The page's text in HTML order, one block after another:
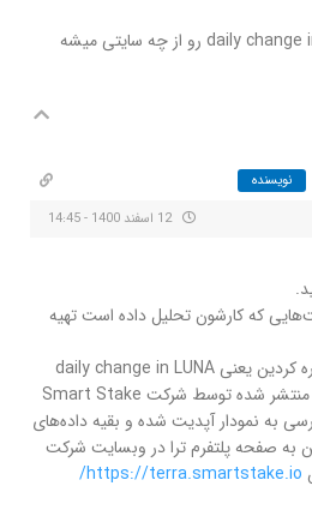
نمودار daily change in lona total supply رو از چه سایتی میشه
نویسنده
12 اسفند 1400 - 14:45
که کارشون تحلیل داده است تهیه
دیتا خاصی که بهش اشاره کردین یعنی daily change in LUNA
total supply از گزارش منتشر شده توسط شرکت Smart Stake
به نمودار آپدیت شده و بقیه داده‌های
به صفحه پلتفرم ترا در وبسایت شرکت
https://terra.smartstake.io/